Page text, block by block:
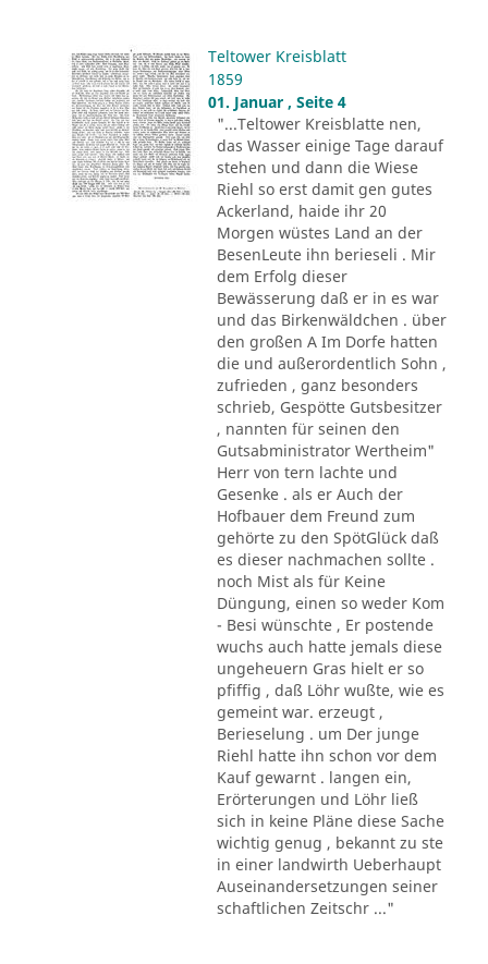
Teltower Kreisblatt
1859
01. Januar , Seite 4
"...Teltower Kreisblatte nen,
das Wasser einige Tage darauf
stehen und dann die Wiese
Riehl so erst damit gen gutes
Ackerland, haide ihr 20
Morgen wüstes Land an der
BesenLeute ihn berieseli . Mir
dem Erfolg dieser
Bewässerung daß er in es war
und das Birkenwäldchen . über
den großen A Im Dorfe hatten
die und außerordentlich Sohn ,
zufrieden , ganz besonders
schrieb, Gespötte Gutsbesitzer
, nannten für seinen den
Gutsabministrator Wertheim"
Herr von tern lachte und
Gesenke . als er Auch der
Hofbauer dem Freund zum
gehörte zu den SpötGlück daß
es dieser nachmachen sollte .
noch Mist als für Keine
Düngung, einen so weder Kom
- Besi wünschte , Er postende
wuchs auch hatte jemals diese
ungeheuern Gras hielt er so
pfiffig , daß Löhr wußte, wie es
gemeint war. erzeugt ,
Berieselung . um Der junge
Riehl hatte ihn schon vor dem
Kauf gewarnt . langen ein,
Erörterungen und Löhr ließ
sich in keine Pläne diese Sache
wichtig genug , bekannt zu ste
in einer landwirth Ueberhaupt
Auseinandersetzungen seiner
schaftlichen Zeitschr ..."